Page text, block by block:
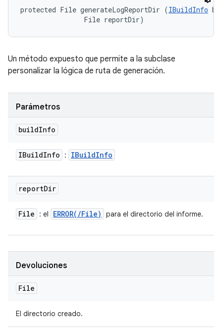
protected File generateLogReportDir (IBuildInfo
                File reportDir)
Un método expuesto que permite a la subclase
personalizar la lógica de ruta de generación.
Parámetros
buildInfo
IBuildInfo : IBuildInfo
reportDir
File : el ERROR( /File) para el directorio del informe.
Devoluciones
File
El directorio creado.